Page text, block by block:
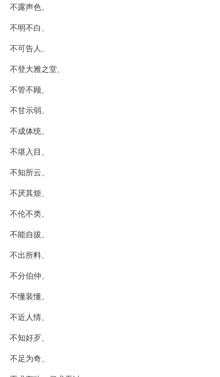
不露声色、
不明不白、
不可告人、
不登大雅之堂、
不管不顾、
不甘示弱、
不成体统、
不堪入目、
不知所云、
不厌其烦、
不伦不类、
不能自拔、
不出所料、
不分伯仲、
不懂装懂、
不近人情、
不知好歹、
不足为奇、